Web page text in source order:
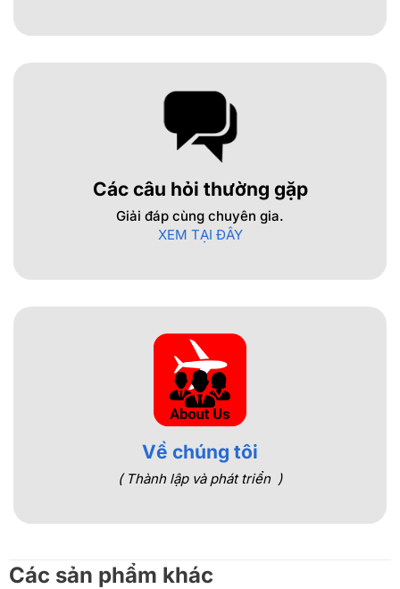
Các câu hỏi thường gặp
Giải đáp cùng chuyên gia.
XEM TẠI ĐÂY
Về chúng tôi
( Thành lập và phát triển )
Các sản phẩm khác